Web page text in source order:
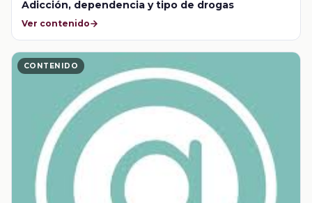
Adicción, dependencia y tipo de drogas
Ver contenido
CONTENIDO